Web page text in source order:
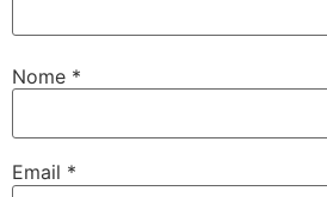
Nome *
Email *